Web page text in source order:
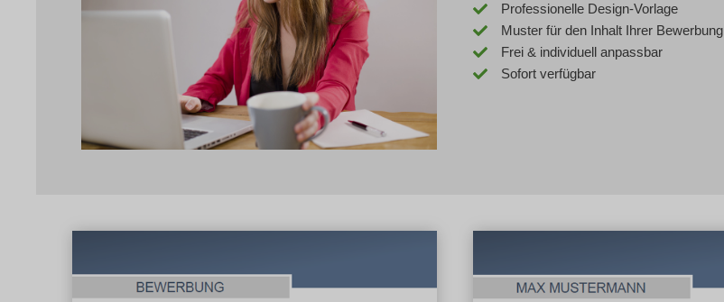
Professionelle Design-Vorlage
Muster für den Inhalt Ihrer Bewerbung
Frei & individuell anpassbar
Sofort verfügbar